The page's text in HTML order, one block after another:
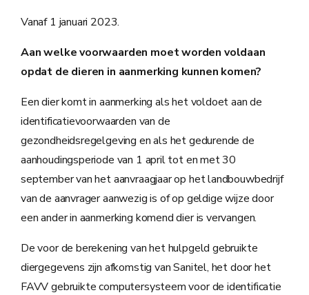
Vanaf 1 januari 2023.
Aan welke voorwaarden moet worden voldaan
opdat de dieren in aanmerking kunnen komen?
Een dier komt in aanmerking als het voldoet aan de
identificatievoorwaarden van de
gezondheidsregelgeving en als het gedurende de
aanhoudingsperiode van 1 april tot en met 30
september van het aanvraagjaar op het landbouwbedrijf
van de aanvrager aanwezig is of op geldige wijze door
een ander in aanmerking komend dier is vervangen.
De voor de berekening van het hulpgeld gebruikte
diergegevens zijn afkomstig van Sanitel, het door het
FAVV gebruikte computersysteem voor de identificatie